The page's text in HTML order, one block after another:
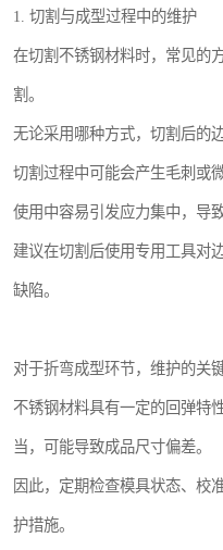
1. 切割与成型过程中的维护
在切割不锈钢材料时，常见的
割。
无论采用哪种方式，切割后的
切割过程中可能会产生毛刺或
使用中容易引发应力集中，导
建议在切割后使用专用工具对
缺陷。
对于折弯成型环节，维护的关
不锈钢材料具有一定的回弹特
当，可能导致成品尺寸偏差。
因此，定期检查模具状态、校
护措施。